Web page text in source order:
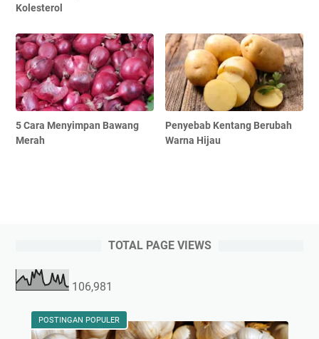
Kolesterol
5 Cara Menyimpan Bawang
Merah
Penyebab Kentang Berubah
Warna Hijau
TOTAL PAGE VIEWS
106,981
POSTINGAN POPULER